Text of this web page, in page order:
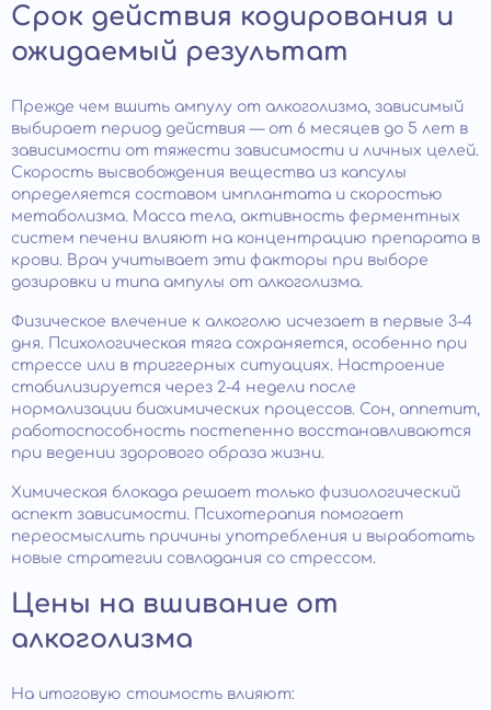
Срок действия кодирования и
ожидаемый результат
Прежде чем вшить ампулу от алкоголизма, зависимый
выбирает период действия — от 6 месяцев до 5 лет в
зависимости от тяжести зависимости и личных целей.
Скорость высвобождения вещества из капсулы
определяется составом имплантата и скоростью
метаболизма. Масса тела, активность ферментных
систем печени влияют на концентрацию препарата в
крови. Врач учитывает эти факторы при выборе
дозировки и типа ампулы от алкоголизма.
Физическое влечение к алкоголю исчезает в первые 3-4
дня. Психологическая тяга сохраняется, особенно при
стрессе или в триггерных ситуациях. Настроение
стабилизируется через 2-4 недели после
нормализации биохимических процессов. Сон, аппетит,
работоспособность постепенно восстанавливаются
при ведении здорового образа жизни.
Химическая блокада решает только физиологический
аспект зависимости. Психотерапия помогает
переосмыслить причины употребления и выработать
новые стратегии совладания со стрессом.
Цены на вшивание от
алкоголизма
На итоговую стоимость влияют: